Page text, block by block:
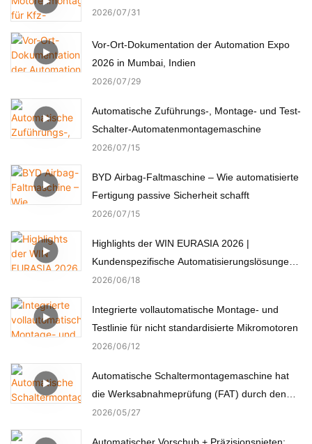
2026 07 31
Vor-Ort-Dokumentation der Automation Expo
2026 in Mumbai, Indien
2026 07 29
Automatische Zuführungs-, Montage- und Test-
Schalter-Automatenmontagemaschine
2026 07 15
BYD Airbag-Faltmaschine – Wie automatisierte
Fertigung passive Sicherheit schafft
2026 07 15
Highlights der WIN EURASIA 2026 |
Kundenspezifische Automatisierungslösungen
für Elektronik, Automobil, Medizin und Motoren
2026 06 18
Integrierte vollautomatische Montage- und
Testlinie für nicht standardisierte Mikromotoren
2026 06 12
Automatische Schaltermontagemaschine hat
die Werksabnahmeprüfung (FAT) durch den
türkischen Kunden erfolgreich bestanden.
2026 05 27